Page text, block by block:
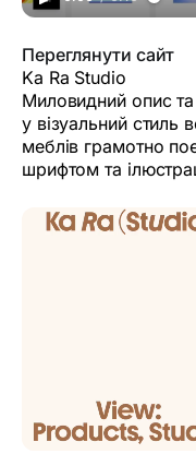
Переглянути сайт
Ka Ra Studio
Миловидний опис та
у візуальний стиль
меблів грамотно
шрифтом та